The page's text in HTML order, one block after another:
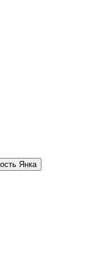
Янка